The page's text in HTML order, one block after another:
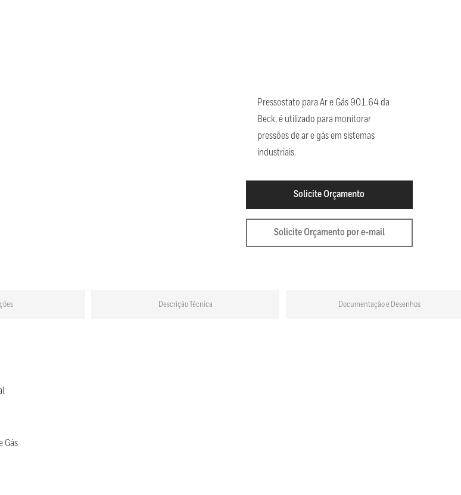
Pressostato para Ar e Gás 901.64 da
Beck, é utilizado para monitorar
pressões de ar e gás em sistemas
industriais.
Solicite Orçamento
Solicite Orçamento por e-mail
Descrição Técnica Documentação e Desenhos
Gás